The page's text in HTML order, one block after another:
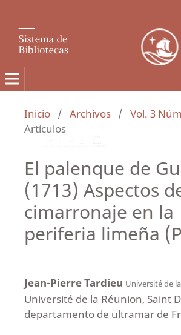
Inicio / Archivos / Vol. 3
Artículos
El palenque de
(1713) Aspectos
cimarronaje en la
periferia limeña
Jean-Pierre Tardieu Université de
Université de la Réunion, Saint
departamento de ultramar de